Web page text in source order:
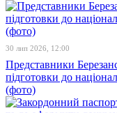
30 лип 2026, 12:00
Представники
підготовки до
(фото)